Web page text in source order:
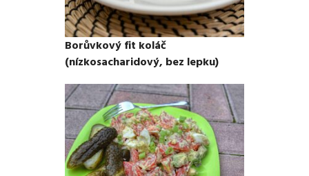
Borůvkový fit koláč
(nízkosacharidový, bez lepku)